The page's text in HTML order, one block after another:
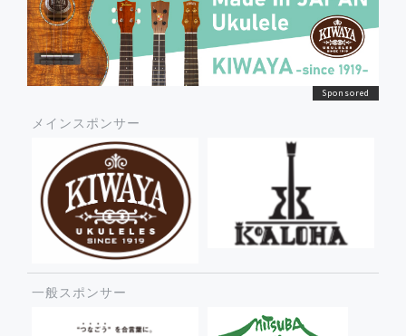
メインスポンサー
一般スポンサー